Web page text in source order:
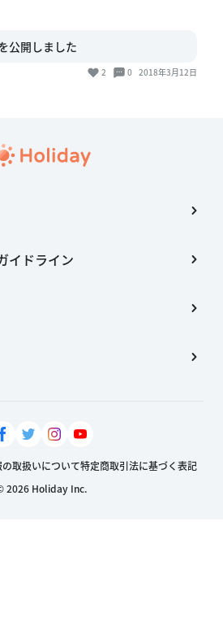
公開しました
2 0 2018年3月12日
イドライン
取扱いについて特定商取引法に基づく表記
2026 Holiday Inc.